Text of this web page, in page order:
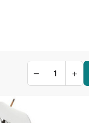
– +